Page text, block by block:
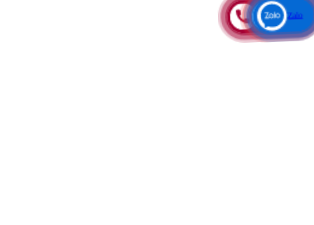
0846 996 113
Hotline
Zalo